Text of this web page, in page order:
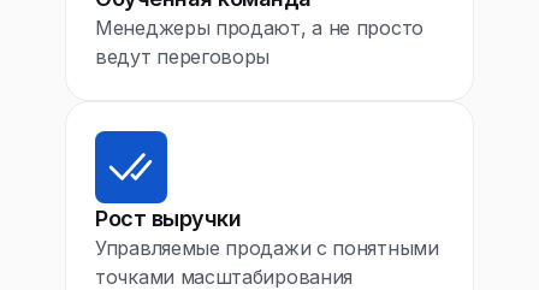
Менеджеры продают, а не просто
ведут переговоры
Рост выручки
Управляемые продажи с понятными
точками масштабирования